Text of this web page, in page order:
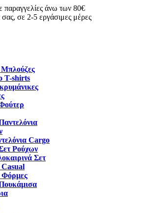
παραγγελίες άνω των 80€
σε 2-5 εργάσιμες μέρες
Μπλούζες
T-shirts
Cargo
Ρούχων
Σετ
Casual
Φόρμες